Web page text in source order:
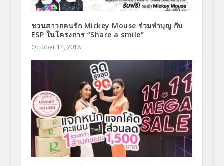
ชวนสาวกคนรัก Mickey Mouse ร่วมทำบุญ กับ
ESP ในโครงการ “Share a smile”
October 14, 2018